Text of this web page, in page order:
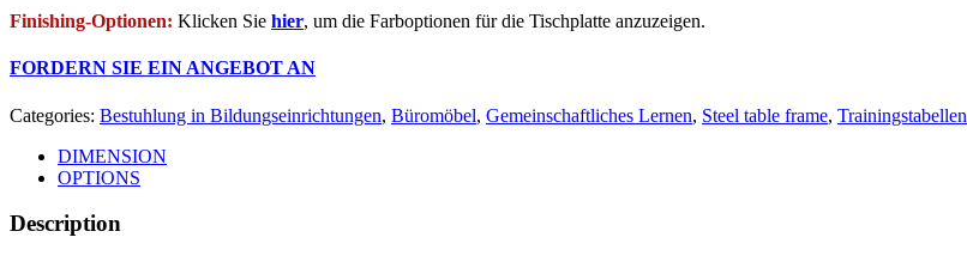
Finishing-Optionen: Klicken Sie hier, um die Farboptionen für die Tischplatte anzuzeigen.
FORDERN SIE EIN ANGEBOT AN
Categories: Bestuhlung in Bildungseinrichtungen, Büromöbel, Gemeinschaftliches Lernen, Steel table frame, Trainingstabellen
DIMENSION
OPTIONS
Description